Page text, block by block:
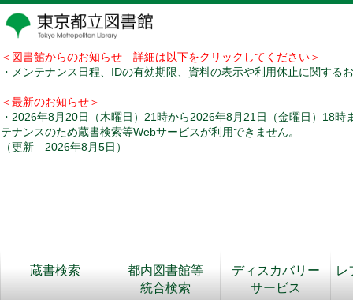
＜図書館からのお知らせ 詳細は以下をクリックしてください＞
・メンテナンス日程、IDの有効期限、資料の表示や利用休止に関する
＜最新のお知らせ＞
・2026年8月20日（木曜日）21時から2026年8月21日（金曜日）18時
テナンスのため蔵書検索等Webサービスが利用できません。
（更新 2026年8月5日）
蔵書検索
都内図書館等
統合検索
ディスカバリー
サービス
レ